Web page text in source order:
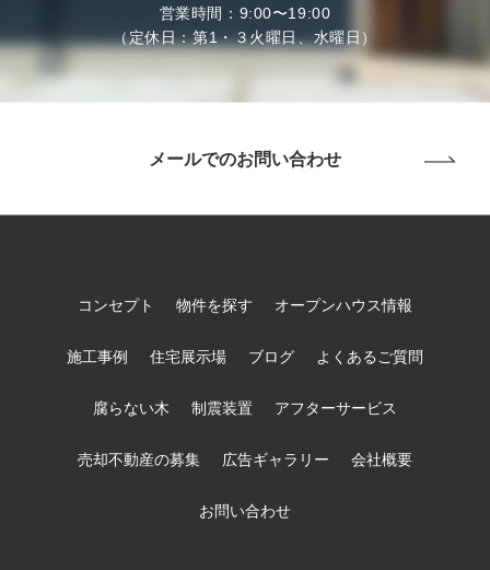
営業時間：9:00〜19:00
（定休日：第1・３火曜日、水曜日）
メールでのお問い合わせ
コンセプト 物件を探す オープンハウス情報
施工事例 住宅展示場 ブログ よくあるご質問
腐らない木 制震装置 アフターサービス
売却不動産の募集 広告ギャラリー 会社概要
お問い合わせ